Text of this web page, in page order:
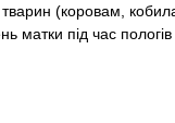
(коровам,
під час пологів